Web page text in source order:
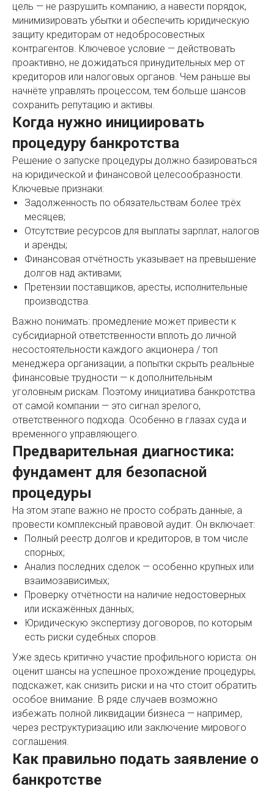
цель — не разрушить компанию, а навести порядок,
минимизировать убытки и обеспечить юридическую
защиту кредиторам от недобросовестных
контрагентов. Ключевое условие — действовать
проактивно, не дожидаться принудительных мер от
кредиторов или налоговых органов. Чем раньше вы
начнёте управлять процессом, тем больше шансов
сохранить репутацию и активы.
Когда нужно инициировать
процедуру банкротства
Решение о запуске процедуры должно базироваться
на юридической и финансовой целесообразности.
Ключевые признаки:
Задолженность по обязательствам более трёх
месяцев;
Отсутствие ресурсов для выплаты зарплат, налогов
и аренды;
Финансовая отчётность указывает на превышение
долгов над активами;
Претензии поставщиков, аресты, исполнительные
производства.
Важно понимать: промедление может привести к
субсидиарной ответственности вплоть до личной
несостоятельности каждого акционера / топ
менеджера организации, а попытки скрыть реальные
финансовые трудности — к дополнительным
уголовным рискам. Поэтому инициатива банкротства
от самой компании — это сигнал зрелого,
ответственного подхода. Особенно в глазах суда и
временного управляющего.
Предварительная диагностика:
фундамент для безопасной
процедуры
На этом этапе важно не просто собрать данные, а
провести комплексный правовой аудит. Он включает:
Полный реестр долгов и кредиторов, в том числе
спорных;
Анализ последних сделок — особенно крупных или
взаимозависимых;
Проверку отчётности на наличие недостоверных
или искажённых данных;
Юридическую экспертизу договоров, по которым
есть риски судебных споров.
Уже здесь критично участие профильного юриста: он
оценит шансы на успешное прохождение процедуры,
подскажет, как снизить риски и на что стоит обратить
особое внимание. В ряде случаев возможно
избежать полной ликвидации бизнеса — например,
через реструктуризацию или заключение мирового
соглашения.
Как правильно подать заявление о
банкротстве